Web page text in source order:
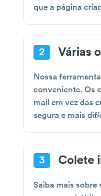
que a página
2 Várias
Nossa
conveniente. Os
mail em vez das
segura e mais
3 Colete
Saiba mais